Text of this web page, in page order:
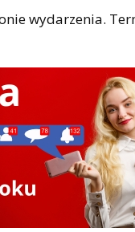
wydarzenia.